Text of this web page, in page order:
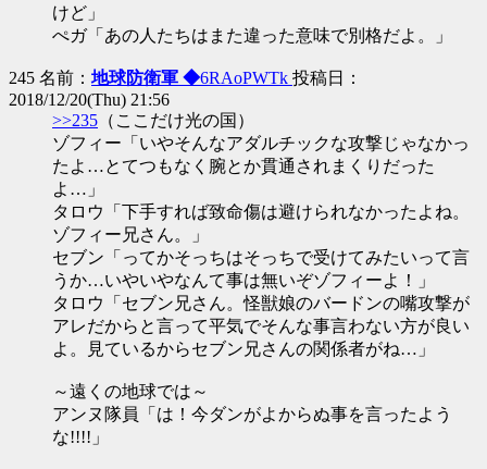
けど」
ぺガ「あの人たちはまた違った意味で別格だよ。」
245 名前： 地球防衛軍 ◆6RAoPWTk 投稿日：
2018/12/20(Thu) 21:56
>>235 （ここだけ光の国）
ゾフィー「いやそんなアダルチックな攻撃じゃなかっ
たよ…とてつもなく腕とか貫通されまくりだった
よ…」
タロウ「下手すれば致命傷は避けられなかったよね。
ゾフィー兄さん。」
セブン「ってかそっちはそっちで受けてみたいって言
うか…いやいやなんて事は無いぞゾフィーよ！」
タロウ「セブン兄さん。怪獣娘のバードンの嘴攻撃が
アレだからと言って平気でそんな事言わない方が良い
よ。見ているからセブン兄さんの関係者がね…」
～遠くの地球では～
アンヌ隊員「は！今ダンがよからぬ事を言ったよう
な!!!!」